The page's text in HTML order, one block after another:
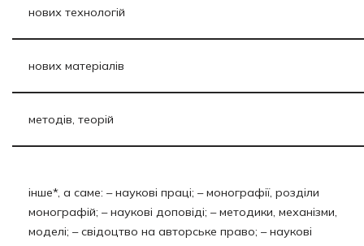
нових технологій
нових матеріалів
методів, теорій
інше*, а саме: – наукові праці; – монографії, розділи
монографій; – наукові доповіді; – методики, механізми,
моделі; – свідоцтво на авторське право; – наукові